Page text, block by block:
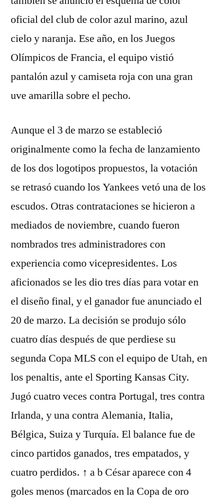
oficial del club de color azul marino, azul
cielo y naranja. Ese año, en los Juegos
Olímpicos de Francia, el equipo vistió
pantalón azul y camiseta roja con una gran
uve amarilla sobre el pecho.
Aunque el 3 de marzo se estableció
originalmente como la fecha de lanzamiento
de los dos logotipos propuestos, la votación
se retrasó cuando los Yankees vetó una de los
escudos. Otras contrataciones se hicieron a
mediados de noviembre, cuando fueron
nombrados tres administradores con
experiencia como vicepresidentes. Los
aficionados se les dio tres días para votar en
el diseño final, y el ganador fue anunciado el
20 de marzo. La decisión se produjo sólo
cuatro días después de que perdiese su
segunda Copa MLS con el equipo de Utah, en
los penaltis, ante el Sporting Kansas City.
Jugó cuatro veces contra Portugal, tres contra
Irlanda, y una contra Alemania, Italia,
Bélgica, Suiza y Turquía. El balance fue de
cinco partidos ganados, tres empatados, y
cuatro perdidos. ↑ a b César aparece con 4
goles menos (marcados en la Copa de oro